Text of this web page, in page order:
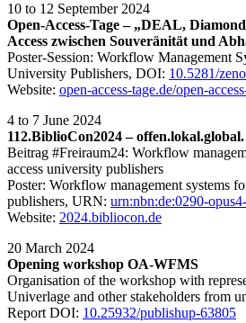
10 to 12 September 2024
Open-Access-Tage – „DEAL,
Access zwischen Souveränität und
Poster-Session: Workflow Management
University Publishers, DOI: 10.5281/
Website: open-access-tage.de/open-
4 to 7 June 2024
112.BiblioCon2024 – offen.lokal.global.
Beitrag #Freiraum24: Workflow
access university publishers
Poster: Workflow management systems
publishers, URN: urn:nbn:de:0290-
Website: 2024.bibliocon.de
20 March 2024
Opening workshop OA-WFMS
Organisation of the workshop with
Univerlage and other stakeholders from
Report DOI: 10.25932/publishup-63805